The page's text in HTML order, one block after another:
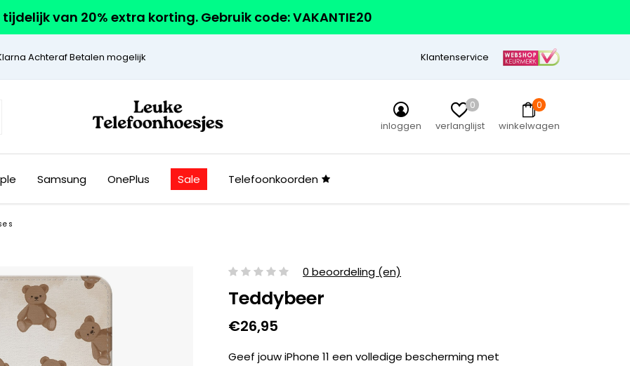
van 20% extra korting. Gebruik code: VAKANTIE20
Achteraf Betalen mogelijk Klantenservice
inloggen
0
verlanglijst
0
winkelwagen
Samsung OnePlus Sale Telefoonkoorden
0 beoordeling (en)
Teddybeer
€26,95
Geef jouw iPhone 11 een volledige bescherming met